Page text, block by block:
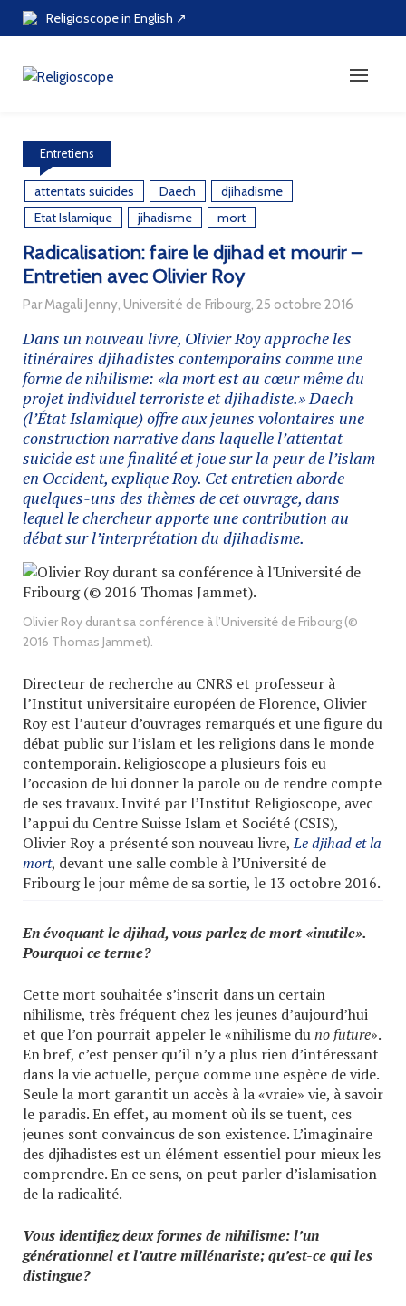
Skip
Religioscope in English ↗
Entretiens
attentats suicides Daech
djihadisme
Etat Islamique
jihadisme mort
Radicalisation: faire le djihad et mourir –
Entretien avec Olivier Roy
Par Magali Jenny, Université de Fribourg, 25 octobre 2016
Dans un nouveau livre, Olivier Roy approche les
itinéraires djihadistes contemporains comme une
forme de nihilisme: «la mort est au cœur même du
projet individuel terroriste et djihadiste.» Daech
(l’État Islamique) offre aux jeunes volontaires une
construction narrative dans laquelle l’attentat
suicide est une finalité et joue sur la peur de l’islam
en Occident, explique Roy. Cet entretien aborde
quelques-uns des thèmes de cet ouvrage, dans
lequel le chercheur apporte une contribution au
débat sur l’interprétation du djihadisme.
Olivier Roy durant sa conférence à l’Université de Fribourg (©
2016 Thomas Jammet).
Directeur de recherche au CNRS et professeur à
l’Institut universitaire européen de Florence, Olivier
Roy est l’auteur d’ouvrages remarqués et une figure du
débat public sur l’islam et les religions dans le monde
contemporain. Religioscope a plusieurs fois eu
l’occasion de lui donner la parole ou de rendre compte
de ses travaux. Invité par l’Institut Religioscope, avec
l’appui du Centre Suisse Islam et Société (CSIS),
Olivier Roy a présenté son nouveau livre,Le djihad et la
mort, devant une salle comble à l’Université de
Fribourg le jour même de sa sortie, le 13 octobre 2016.
En évoquant le djihad, vous parlez de mort «inutile».
Pourquoi ce terme?
Cette mort souhaitée s’inscrit dans un certain
nihilisme, très fréquent chez les jeunes d’aujourd’hui
et que l’on pourrait appeler le «nihilisme duno future».
En bref, c’est penser qu’il n’y a plus rien d’intéressant
dans la vie actuelle, perçue comme une espèce de vide.
Seule la mort garantit un accès à la «vraie» vie, à savoir
le paradis. En effet, au moment où ils se tuent, ces
jeunes sont convaincus de son existence. L’imaginaire
des djihadistes est un élément essentiel pour mieux les
comprendre. En ce sens, on peut parler d’islamisation
de la radicalité.
Vous identifiez deux formes de nihilisme: l’un
générationnel et l’autre millénariste; qu’est-ce qui les
distingue?